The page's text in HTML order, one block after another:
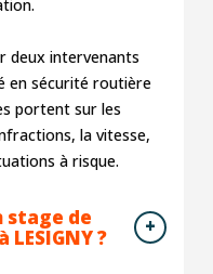
deux intervenants
en sécurité routière
portent sur les
la vitesse,
à risque.
stage de
?